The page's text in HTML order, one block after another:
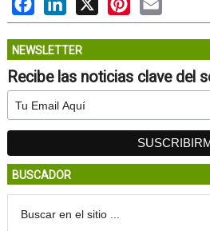
NEWSLETTER
Recibe las noticias clave del
BUSCADOR